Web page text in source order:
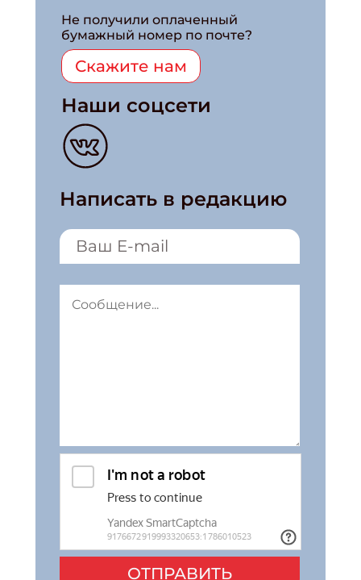
Не получили оплаченный
бумажный номер по почте?
Скажите нам
Наши соцсети
Написать в редакцию
ОТПРАВИТЬ